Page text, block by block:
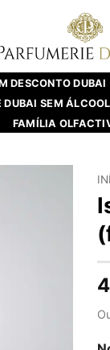
DESCONTO DUBAI
DUBAI SEM ÁLCOOL
FAMÍLIA